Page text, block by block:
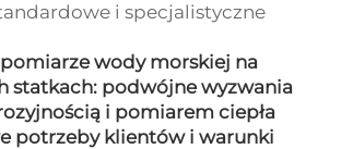
i specjalistyczne
wody morskiej na
statkach: podwójne wyzwania
i pomiarem ciepła
potrzeby klientów i warunki